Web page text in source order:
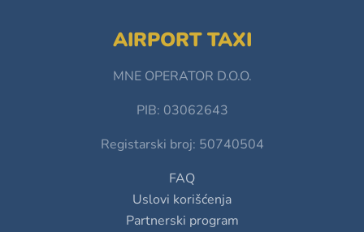
AIRPORT TAXI
MNE OPERATOR D.O.O.
PIB: 03062643
Registarski broj: 50740504
FAQ
Uslovi korišćenja
Partnerski program